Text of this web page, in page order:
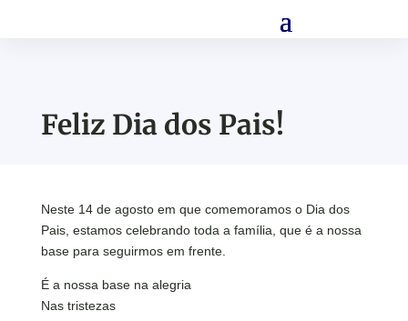
Feliz Dia dos Pais!
Neste 14 de agosto em que comemoramos o Dia dos
Pais, estamos celebrando toda a família, que é a nossa
base para seguirmos em frente.
É a nossa base na alegria
Nas tristezas